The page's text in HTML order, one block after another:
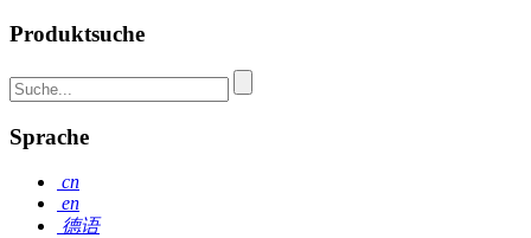
Produktsuche
Sprache
cn
en
德语